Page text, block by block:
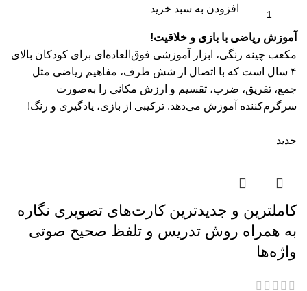
افزودن به سبد خرید
آموزش ریاضی با بازی و خلاقیت!
مکعب چینه رنگی، ابزار آموزشی فوق‌العاده‌ای برای کودکان بالای
۴ سال است که با اتصال از شش طرف، مفاهیم ریاضی مثل
جمع، تفریق، ضرب، تقسیم و ارزش مکانی را به‌صورت
سرگرم‌کننده آموزش می‌دهد. ترکیبی از بازی، یادگیری و رنگ!
جدید
کاملترین و جدیدترین کارت‌های تصویری نگاره
به همراه روش تدریس و تلفظ صحیح صوتی
واژه‌ها